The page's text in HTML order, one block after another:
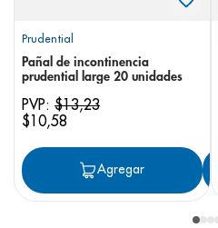
Prudential
Pañal de incontinencia
prudential large 20 unidades
PVP: $13,23
$10,58
Agregar